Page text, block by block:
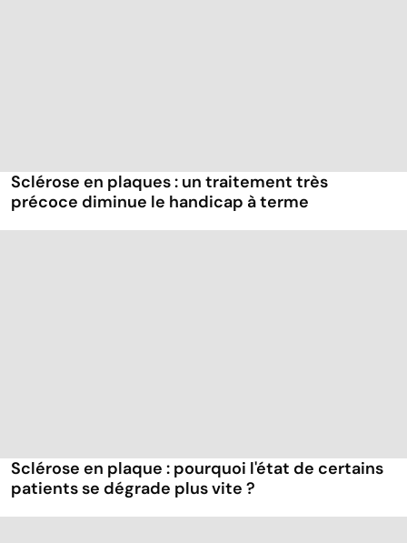
Sclérose en plaques : un traitement très
précoce diminue le handicap à terme
Sclérose en plaque : pourquoi l'état de certains
patients se dégrade plus vite ?